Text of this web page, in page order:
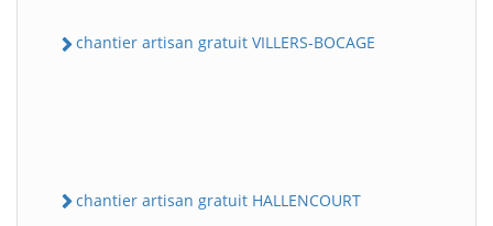
chantier artisan gratuit VILLERS-BOCAGE
chantier artisan gratuit HALLENCOURT